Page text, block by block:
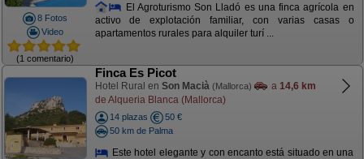
8 Fotos
Video
(1 comentario)
El Agroturismo Son Lladó es una finca agrícola en
activo de explotación familiar, con varias casas o
apartamentos rurales para alquiler turí ...
Finca Es Picot
Hotel Rural en Son Macià (Mallorca) a 14,6 km
de Alqueria Blanca (Mallorca)
14 plazas
50 €
50 km de Palma
Este hotel elegante y con encanto está situado en una